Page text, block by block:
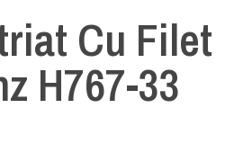
Cu Filet
H767-33